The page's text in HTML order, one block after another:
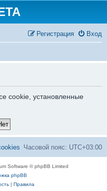
Вход
Регистрация
cookie, установленные
Часовой пояс: UTC+03:00
Software © phpBB Limited
phpBB
| Правила